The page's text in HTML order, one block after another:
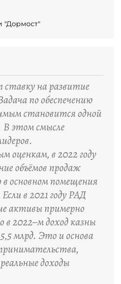
"Дормост"
ставку на развитие
по обеспечению
становится одной
этом смысле
оценкам, в 2022 году
объёмов продаж
основном помещения
в 2021 году РАД
активы примерно
в 2022–м доход казны
млрд. Это и основа
доходы